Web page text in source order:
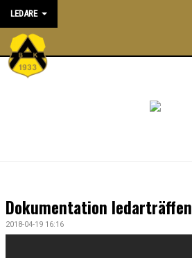
LEDARE
STARTSIDA
INRIKTNING OCH RIKTLINJER
Dokumentation ledarträffen
2018-04-19 16:16